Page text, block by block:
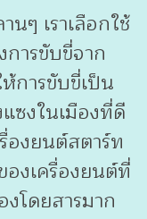
นๆ เราเลือกใช้
ารขับขี่จาก
การขับขี่เป็น
ซงในเมืองที่ดี
องยนต์สตาร์ท
องเครื่องยนต์ที่
โดยสารมาก